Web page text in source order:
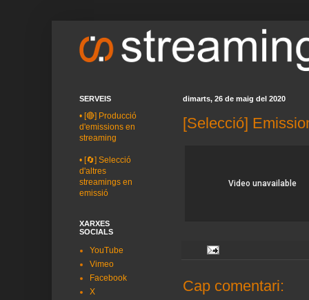
dimarts, 26 de maig del 2020
[Selecció]
Cap comentari:
SERVEIS
• [🔴] Producció
d'emissions en
streaming
• [🔄] Selecció
d'altres
streamings en
emissió
XARXES
SOCIALS
YouTube
Vimeo
Facebook
X